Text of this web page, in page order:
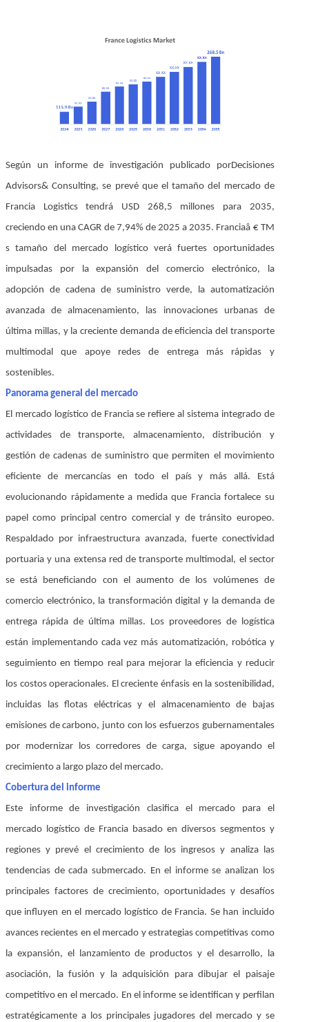
Según un informe de investigación publicado porDecisiones
Advisors& Consulting, se prevé que el tamaño del mercado de
Francia Logistics tendrá USD 268,5 millones para 2035,
creciendo en una CAGR de 7,94% de 2025 a 2035. Franciaâ € TM
s tamaño del mercado logístico verá fuertes oportunidades
impulsadas por la expansión del comercio electrónico, la
adopción de cadena de suministro verde, la automatización
avanzada de almacenamiento, las innovaciones urbanas de
última millas, y la creciente demanda de eficiencia del transporte
multimodal que apoye redes de entrega más rápidas y
sostenibles.
Panorama general del mercado
El mercado logístico de Francia se refiere al sistema integrado de
actividades de transporte, almacenamiento, distribución y
gestión de cadenas de suministro que permiten el movimiento
eficiente de mercancías en todo el país y más allá. Está
evolucionando rápidamente a medida que Francia fortalece su
papel como principal centro comercial y de tránsito europeo.
Respaldado por infraestructura avanzada, fuerte conectividad
portuaria y una extensa red de transporte multimodal, el sector
se está beneficiando con el aumento de los volúmenes de
comercio electrónico, la transformación digital y la demanda de
entrega rápida de última millas. Los proveedores de logística
están implementando cada vez más automatización, robótica y
seguimiento en tiempo real para mejorar la eficiencia y reducir
los costos operacionales. El creciente énfasis en la sostenibilidad,
incluidas las flotas eléctricas y el almacenamiento de bajas
emisiones de carbono, junto con los esfuerzos gubernamentales
por modernizar los corredores de carga, sigue apoyando el
crecimiento a largo plazo del mercado.
Cobertura del informe
Este informe de investigación clasifica el mercado para el
mercado logístico de Francia basado en diversos segmentos y
regiones y prevé el crecimiento de los ingresos y analiza las
tendencias de cada submercado. En el informe se analizan los
principales factores de crecimiento, oportunidades y desafíos
que influyen en el mercado logístico de Francia. Se han incluido
avances recientes en el mercado y estrategias competitivas como
la expansión, el lanzamiento de productos y el desarrollo, la
asociación, la fusión y la adquisición para dibujar el paisaje
competitivo en el mercado. En el informe se identifican y perfilan
estratégicamente a los principales jugadores del mercado y se